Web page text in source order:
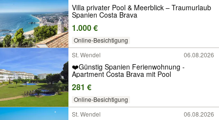
Villa privater Pool & Meerblick – Traumurlaub
Spanien Costa Brava
1.000 €
Online-Besichtigung
St. Wendel
06.08.2026
❤️Günstig Spanien Ferienwohnung -
Apartment Costa Brava mit Pool
281 €
Online-Besichtigung
St. Wendel
06.08.2026